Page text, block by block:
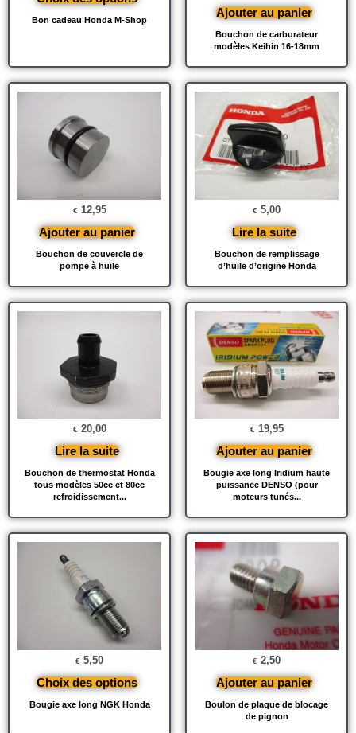
Bon cadeau Honda M-Shop
Bouchon de carburateur
modèles Keihin 16-18mm
Ajouter au panier
Bouchon de couvercle de
pompe à huile
€ 12,95
Ajouter au panier
Bouchon de remplissage
d’huile d’origine Honda
€ 5,00
Lire la suite
Bouchon de thermostat Honda
tous modèles 50cc et 80cc
refroidissement...
€ 20,00
Lire la suite
Bougie axe long Iridium haute
puissance DENSO (pour
moteurs tunés...
€ 19,95
Ajouter au panier
Bougie axe long NGK Honda
€ 5,50
Choix des options
Boulon de plaque de blocage
de pignon
€ 2,50
Ajouter au panier